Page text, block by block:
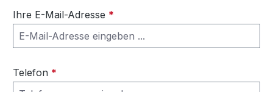
Ihre E-Mail-Adresse *
Telefon *